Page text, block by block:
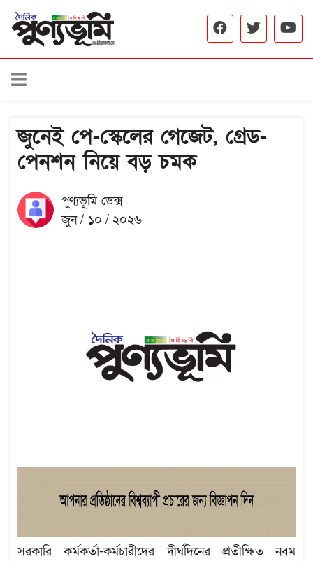
জুনেই পে-স্কেলের গেজেট, গ্রেড-
পেনশন নিয়ে বড় চমক
পুণ্যভূমি ডেক্স
জুন / ১০ / ২০২৬
সরকারি কর্মকর্তা-কর্মচারীদের দীর্ঘদিনের প্রতীক্ষিত নবম